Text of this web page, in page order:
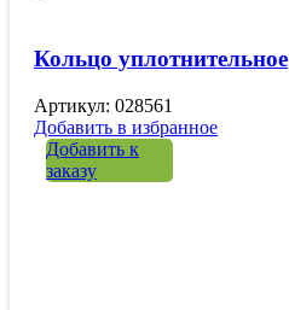
Кольцо уплотнительное
Артикул: 028561
Добавить в избранное
Добавить к
заказу